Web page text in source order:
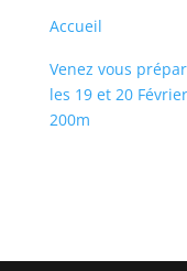
Accueil
Venez vous
les 19 et 20
200m